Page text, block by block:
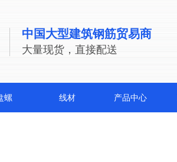
中国大型建筑钢筋贸易商
大量现货，直接配送
螺 线材 产品中心